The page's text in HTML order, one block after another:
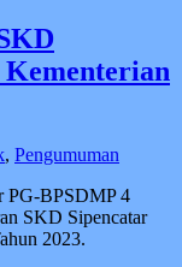
, Pengumuman
PG-BPSDMP 4
SKD Sipencatar
2023.